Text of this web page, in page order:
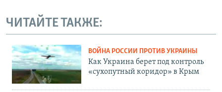
ЧИТАЙТЕ ТАКЖЕ:
ВОЙНА РОССИИ ПРОТИВ УКРАИНЫ
Как Украина берет под контроль
«сухопутный коридор» в Крым